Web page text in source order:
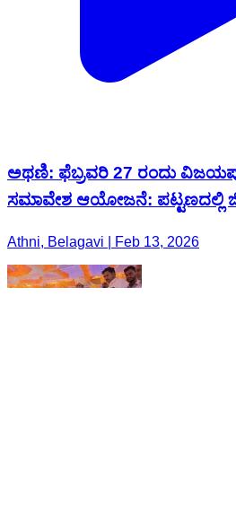
ಅಥಣಿ: ಫೆಬ್ರವರಿ 27 ರಂದು
ಸಮಾವೇಶ ಆಯೋಜನೆ: ಪಟ್ಟಣದಲ್ಲಿ
Athni, Belagavi | Feb 13, 2026